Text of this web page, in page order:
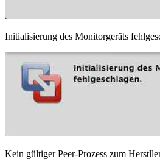
Initialisierung des Monitorgeräts
Kein gültiger Peer-Prozess zum